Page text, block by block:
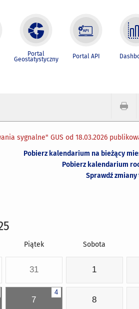
Portal
Geostatystyczny Portal API
sygnalne" GUS od 18.03.2026
Pobierz kalendarium na bieżący
Pobierz kalendarium
Sprawdź
Piątek Sobota
31 1
4
7 8